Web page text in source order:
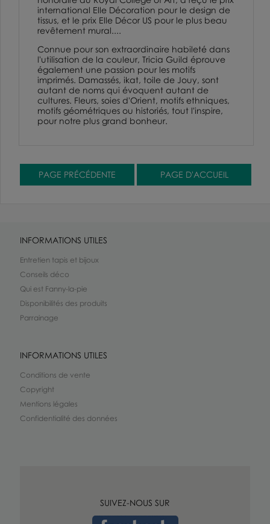
international Elle Décoration pour le design de
tissus, et le prix Elle Décor US pour le plus beau
revêtement mural....
Connue pour son extraordinaire habileté dans
l'utilisation de la couleur, Tricia Guild éprouve
également une passion pour les motifs
imprimés. Damassés, ikat, toile de Jouy, sont
autant de noms qui évoquent autant de
cultures. Fleurs, soies d'Orient, motifs ethniques,
motifs géométriques ou historiés, tout l'inspire,
pour notre plus grand bonheur.
INFORMATIONS UTILES
Entretien tapis et bijoux
Conseils déco
Qui est Fanny-la-pie
Disponibilités des produits
Parrainage
INFORMATIONS UTILES
Conditions de vente
Copyright
Mentions légales
Confidentialité des données
SUIVEZ-NOUS SUR